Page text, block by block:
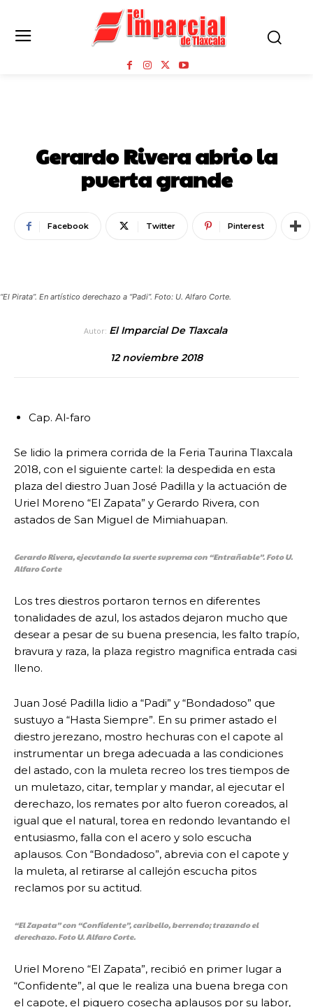
Gerardo Rivera abrio la
puerta grande
Facebook Twitter Pinterest
“El Pirata”. En artístico derechazo a “Padi”. Foto: U. Alfaro Corte.
Autor: El Imparcial De Tlaxcala
12 noviembre 2018
Cap. Al-faro
Se lidio la primera corrida de la Feria Taurina Tlaxcala
2018, con el siguiente cartel: la despedida en esta
plaza del diestro Juan José Padilla y la actuación de
Uriel Moreno “El Zapata” y Gerardo Rivera, con
astados de San Miguel de Mimiahuapan.
Gerardo Rivera, ejecutando la suerte suprema con “Entrañable”. Foto U.
Alfaro Corte
Los tres diestros portaron ternos en diferentes
tonalidades de azul, los astados dejaron mucho que
desear a pesar de su buena presencia, les falto trapío,
bravura y raza, la plaza registro magnifica entrada casi
lleno.
Juan José Padilla lidio a “Padi” y “Bondadoso” que
sustuyo a “Hasta Siempre”. En su primer astado el
diestro jerezano, mostro hechuras con el capote al
instrumentar un brega adecuada a las condiciones
del astado, con la muleta recreo los tres tiempos de
un muletazo, citar, templar y mandar, al ejecutar el
derechazo, los remates por alto fueron coreados, al
igual que el natural, torea en redondo levantando el
entusiasmo, falla con el acero y solo escucha
aplausos. Con “Bondadoso”, abrevia con el capote y
la muleta, al retirarse al callejón escucha pitos
reclamos por su actitud.
“El Zapata” con “Confidente”, caribello, berrendo; trazando el
derechazo. Foto U. Alfaro Corte.
Uriel Moreno “El Zapata”, recibió en primer lugar a
“Confidente”, al que le realiza una buena brega con
el capote, el piquero cosecha aplausos por su labor,